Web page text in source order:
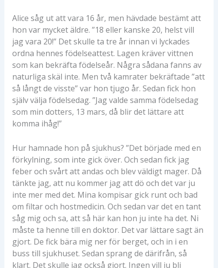
Alice såg ut att vara 16 år, men hävdade bestämt att
hon var mycket äldre. ”18 eller kanske 20, helst vill
jag vara 20!” Det skulle ta tre år innan vi lyckades
ordna hennes födelseattest. Lagen kräver vittnen
som kan bekräfta födelseår. Några sådana fanns av
naturliga skäl inte. Men två kamrater bekräftade ”att
så långt de visste” var hon tjugo år. Sedan fick hon
själv välja födelsedag. ”Jag valde samma födelsedag
som min dotters, 13 mars, då blir det lättare att
komma ihåg!”
Hur hamnade hon på sjukhus? ”Det började med en
förkylning, som inte gick över. Och sedan fick jag
feber och svårt att andas och blev väldigt mager. Då
tänkte jag, att nu kommer jag att dö och det var ju
inte mer med det. Mina kompisar gick runt och bad
om filtar och hostmedicin. Och sedan var det en tant
såg mig och sa, att så här kan hon ju inte ha det. Ni
måste ta henne till en doktor. Det var lättare sagt än
gjort. De fick bära mig ner för berget, och in i en
buss till sjukhuset. Sedan sprang de därifrån, så
klart. Det skulle jag också gjort. Ingen vill ju bli